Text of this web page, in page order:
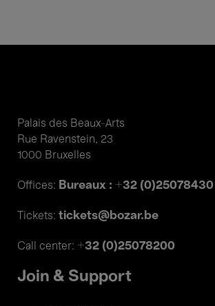
Palais des Beaux-Arts
Rue Ravenstein, 23
1000 Bruxelles
Offices: Bureaux : +32 (0)25078430
Tickets: tickets@bozar.be
Call center: +32 (0)25078200
Join & Support